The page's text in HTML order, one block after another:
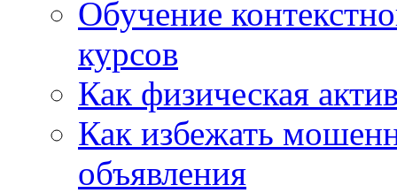
Обучение
курсов
Как физическая
Как избежать
объявления